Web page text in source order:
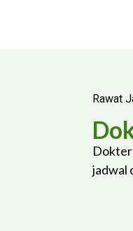
Rawat
Dokter
jadwal